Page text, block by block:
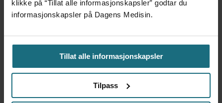
klikke på “Tillat alle informasjonskapsler” godtar du
informasjonskapsler på Dagens Medisin.
Tillat alle informasjonskapsler
Tilpass
Kliniske studier kommer ikke
til land bare fordi de er gode på
forskning